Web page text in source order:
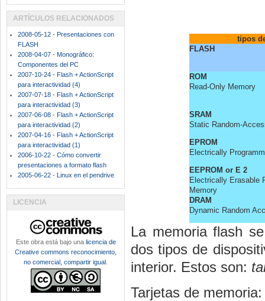
tipos
FLASH
ROM
Read-Only Memory
SRAM
Static Random-
EPROM
Electrically
EEPROM or E 2
Electrically Erasable
Memory
DRAM
Dynamic Random
La memoria flash
dos tipos de
interior. Estos son:
Tarjetas de memoria:
ARTÍCULOS RELACIONADOS
2008-05-12 - Presentaciones con
FLASH
2008-04-07 - Monográfico:
Componentes del PC
2007-10-24 - Flash + ActionScript
para interactividad (4)
2007-07-18 - Flash + ActionScript
para interactividad (3)
2007-06-08 - Flash + ActionScript
para interactividad (2)
2007-04-16 - Flash + ActionScript
para interactividad (1)
2006-10-22 - Cómo convertir
presentaciones a formato flash
2005-06-22 - Linux en el pendrive
LICENCIA
Este obra está bajo una licencia de
Creative commons reconocimiento,
no comercial, compartir igual